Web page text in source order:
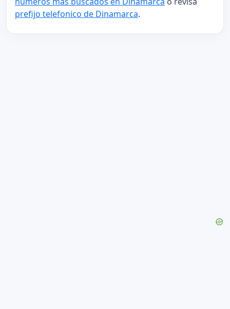
prefijo telefonico de Dinamarca.